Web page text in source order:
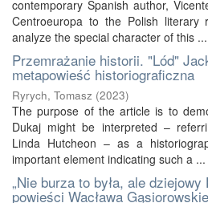
contemporary Spanish author,
Centroeuropa to the Polish literary
analyze the special character of this ...
Przemrażanie historii. "Lód"
metapowieść historiograficzna
Ryrych, Tomasz (2023)
The purpose of the article is to
Dukaj might be interpreted –
Linda Hutcheon – as a
important element indicating such a ...
„Nie burza to była, ale dziejowy
powieści Wacława